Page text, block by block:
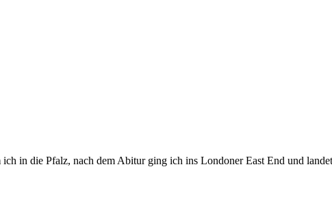
in die Pfalz, nach dem Abitur ging ich ins Londoner East End und